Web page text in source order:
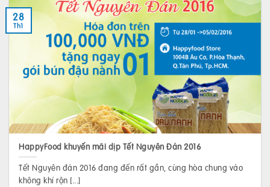
HappyFood khuyến mãi dịp Tết Nguyên Đán 2016
Tết Nguyên đán 2016 đang đến rất gần, cùng hòa chung vào
không khí rộn [...]
28
Th1